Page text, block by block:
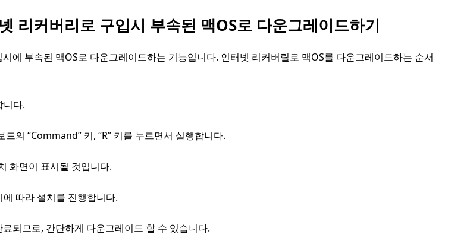
리커버리로 구입시 부속된 맥OS로 다운그레이드하기
에 부속된 맥OS로 다운그레이드하는 기능입니다. 인터넷 리커버릴로 맥OS를 다운그레이드하는 순서
니다.
드의 “Command” 키, “R” 키를 누르면서 실행합니다.
화면이 표시될 것입니다.
에 따라 설치를 진행합니다.
되므로, 간단하게 다운그레이드 할 수 있습니다.